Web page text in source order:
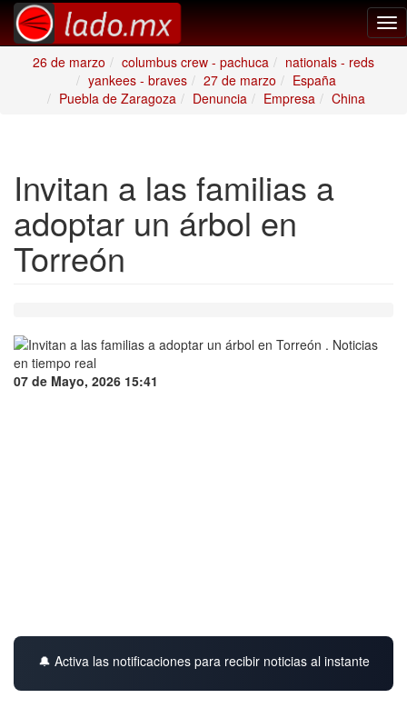
26 de marzo
columbus crew - pachuca
nationals - reds
yankees - braves
27 de marzo
España
Puebla de Zaragoza
Denuncia Empresa China
Invitan a las familias a
adoptar un árbol en
Torreón
07 de Mayo, 2026 15:41
🔔 Activa las notificaciones para recibir noticias al instante